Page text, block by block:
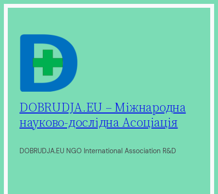
вмісту
DOBRUDJA.EU – Міжнародна
науково-дослідна Асоціація
DOBRUDJA.EU NGO International Association R&D